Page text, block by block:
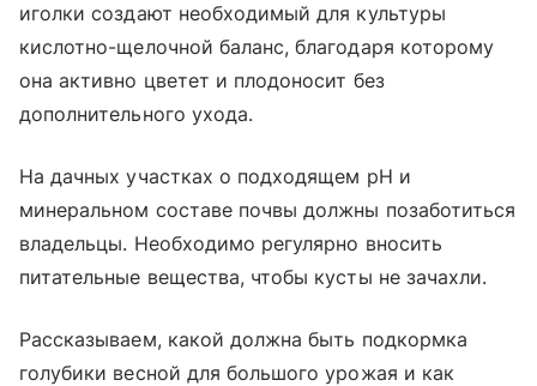
иголки создают необходимый для культуры
кислотно-щелочной баланс, благодаря которому
она активно цветет и плодоносит без
дополнительного ухода.
На дачных участках о подходящем pH и
минеральном составе почвы должны позаботиться
владельцы. Необходимо регулярно вносить
питательные вещества, чтобы кусты не зачахли.
Рассказываем, какой должна быть подкормка
голубики весной для большого урожая и как